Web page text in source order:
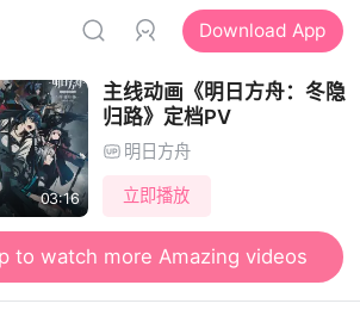
Download App
03:16
主线动画《明日方舟：冬隐
归路》定档PV
明日方舟
立即播放
to watch more Amazing videos